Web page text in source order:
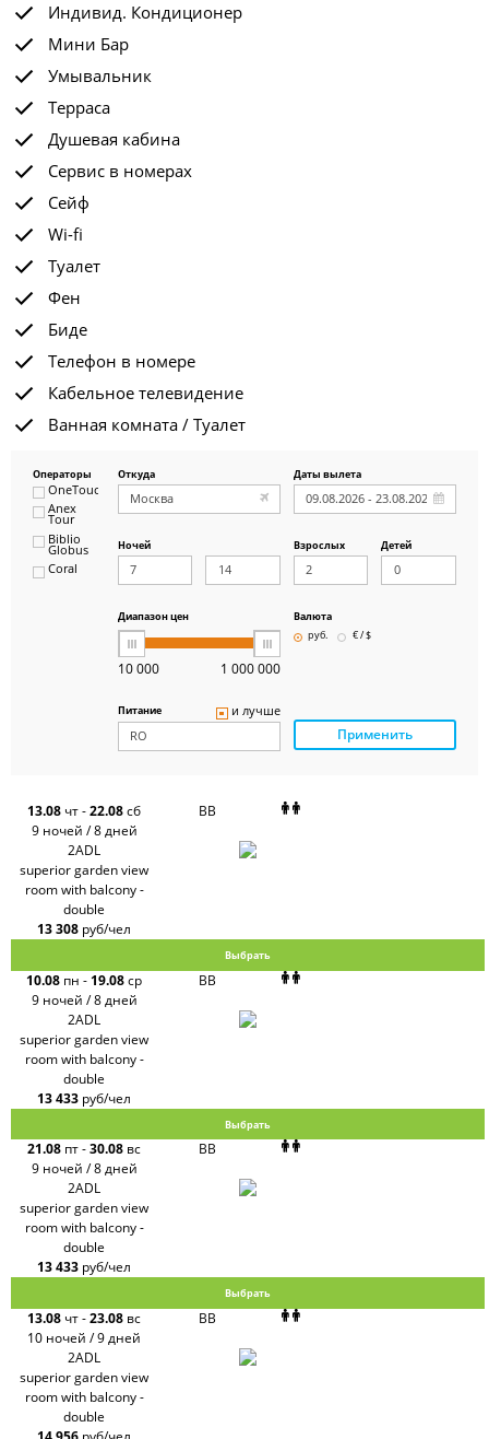
Индивид. Кондиционер
Мини Бар
Умывальник
Терраса
Душевая кабина
Сервис в номерах
Сейф
Wi-fi
Туалет
Фен
Биде
Телефон в номере
Кабельное телевидение
Ванная комната / Туалет
Операторы
OneTouch&Travel
Anex
Tour
Biblio
Globus
Coral
Alean
Sunmar
PlanTravel
FUN&SUN
ex TUI
Крымская
Волна
LOTI
Russian
Интурист
Travelata
Откуда Даты вылета
Ночей Взрослых Детей
Диапазон цен
10 000 1 000 000
Валюта
руб.
€ / $
Питание и лучше
Применить
13.08 чт-22.08сб
9 ночей / 8 дней
BB
2ADL
superior garden view
room with balcony -
double
13 308 руб/чел
Выбрать
10.08 пн - 19.08ср
9 ночей / 8 дней
BB
2ADL
superior garden view
room with balcony -
double
13 433 руб/чел
Выбрать
21.08 пт-30.08 вс
9 ночей / 8 дней
BB
2ADL
superior garden view
room with balcony -
double
13 433 руб/чел
Выбрать
13.08 чт-23.08 вс
10 ночей / 9 дней
BB
2ADL
superior garden view
room with balcony -
double